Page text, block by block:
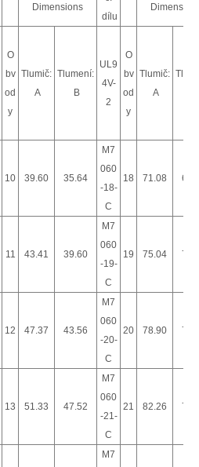
Dimensions
dílu
O
bv
od
y
Tlumič:
A
Tlumení:
B
UL9
4V-
2
O
bv
od
y
Tlumič:
A
10 39.60 35.64
M7
060
-18-
C
18 71.08
11 43.41 39.60
M7
060
-19-
C
19 75.04
12 47.37 43.56
M7
060
-20-
C
20 78.90
13 51.33 47.52
M7
060
-21-
C
21 82.26
M7